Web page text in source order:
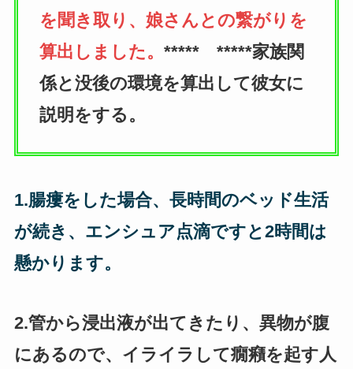
を聞き取り、娘さんとの繋がりを
算出しました。 ***** *****家族関
係と没後の環境を算出して彼女に
説明をする。
1.腸瘻をした場合、長時間のベッド生活
が続き、エンシュア点滴ですと2時間は
懸かります。
2.管から浸出液が出てきたり、異物が腹
にあるので、イライラして癇癪を起す人